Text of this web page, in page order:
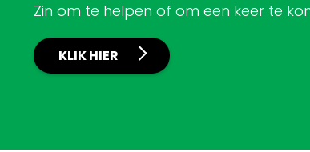
Zin om te helpen of om een keer te
KLIK HIER